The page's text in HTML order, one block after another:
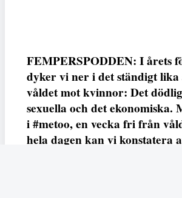
FEMPERSPODDEN: I årets
dyker vi ner i det ständigt
våldet mot kvinnor: Det
sexuella och det ekonomiska.
i #metoo, en vecka fri från
hela dagen kan vi konstatera